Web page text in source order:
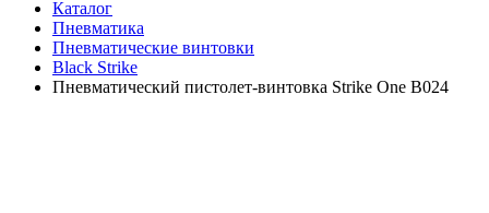
Каталог
Пневматика
Пневматические винтовки
Black Strike
Пневматический пистолет-винтовка Strike One B024